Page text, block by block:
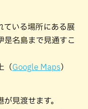
ている場所にある展
是名島まで見通すこ
（Google Maps）
見渡せます。